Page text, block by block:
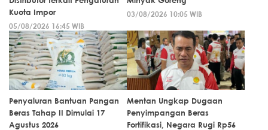
Kuota Impor
05/08/2026 16:45 WIB
03/08/2026 10:05 WIB
Penyaluran Bantuan Pangan
Beras Tahap II Dimulai 17
Agustus 2026
Mentan Ungkap Dugaan
Penyimpangan Beras
Fortifikasi, Negara Rugi Rp56